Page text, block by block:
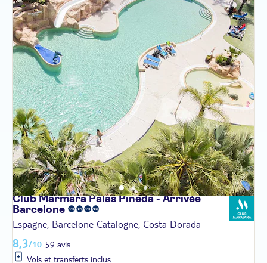
Club Marmara Palas Pineda - Arrivée
Barcelone
Espagne, Barcelone Catalogne, Costa Dorada
8,3/10 59 avis
Vols et transferts inclus